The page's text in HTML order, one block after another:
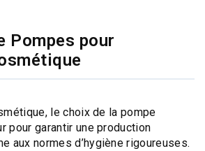
Pompes pour
le choix de la pompe
pour garantir une production
aux normes d’hygiène rigoureuses.